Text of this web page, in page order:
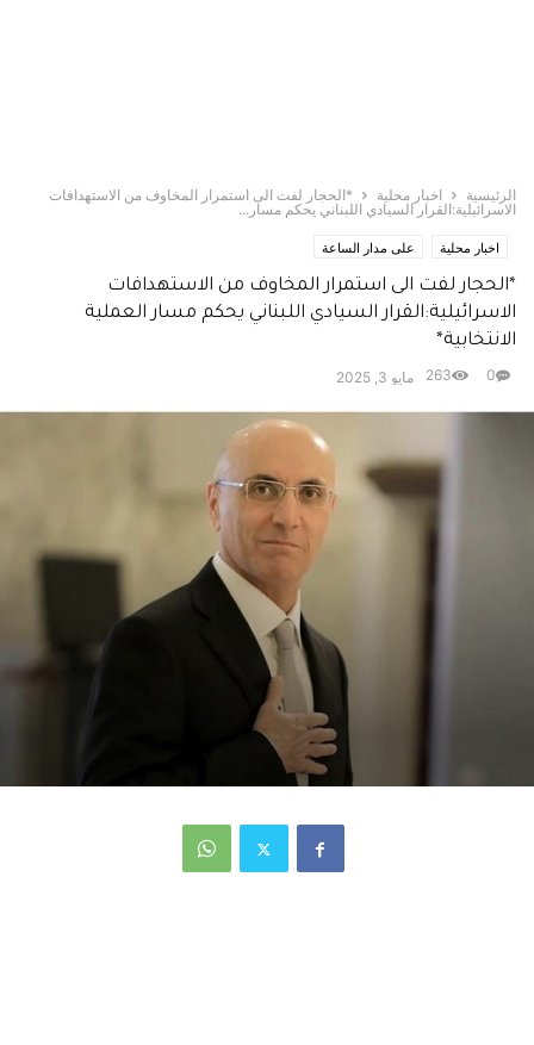
الرئيسية اخبار محلية
*الحجار لفت الى استمرار المخاوف من الاستهدافات
الاسرائيلية:القرار السيادي اللبناني يحكم مسار...
اخبار محلية على مدار الساعة
*الحجار لفت الى استمرار المخاوف من الاستهدافات
الاسرائيلية:القرار السيادي اللبناني يحكم مسار العملية
الانتخابية*
مايو 3, 2025 0
263